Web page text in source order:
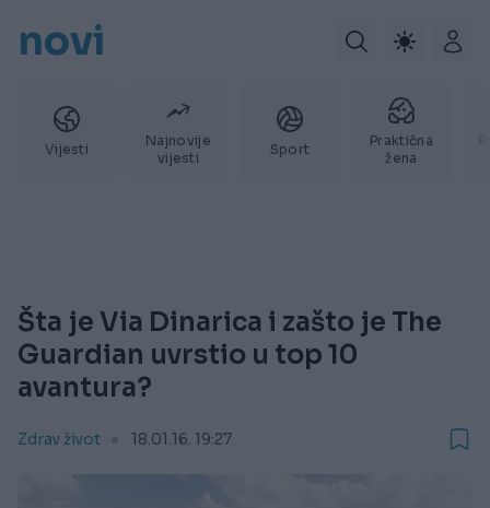
novi
Vijesti
Najnovije
vijesti
Sport
Praktična
žena
Šta je Via Dinarica i zašto je The
Guardian uvrstio u top 10
avantura?
Zdrav život 18.01.16. 19:27